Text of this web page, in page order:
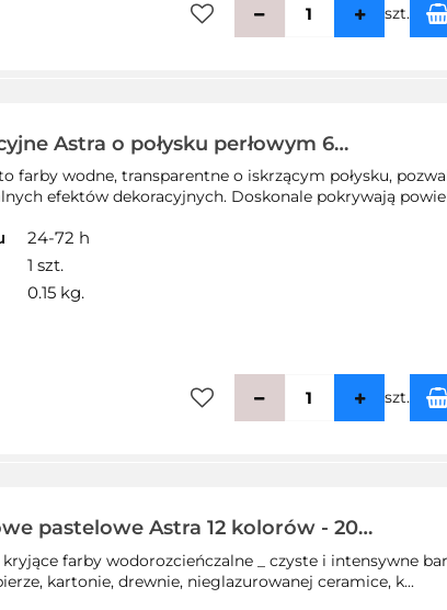
szt.
Astra o połysku perłowym 6
83411902
farby wodne, transparentne o iskrzącym połysku,
efektów dekoracyjnych. Doskonale pokrywają
24-72 h
1 szt.
0.15 kg.
szt.
pastelowe Astra 12 kolorów - 20
kryjące farby wodorozcieńczalne _ czyste i intensywne
kartonie, drewnie, nieglazurowanej ceramice, k...